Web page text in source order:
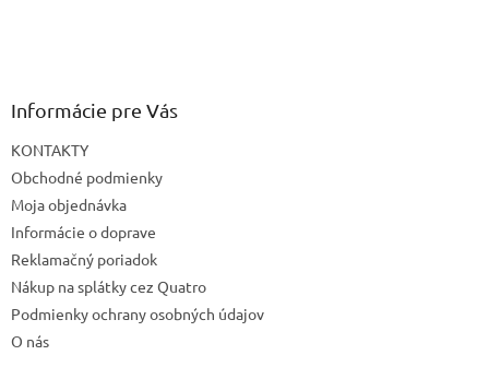
Informácie pre Vás
KONTAKTY
Obchodné podmienky
Moja objednávka
Informácie o doprave
Reklamačný poriadok
Nákup na splátky cez Quatro
Podmienky ochrany osobných údajov
O nás